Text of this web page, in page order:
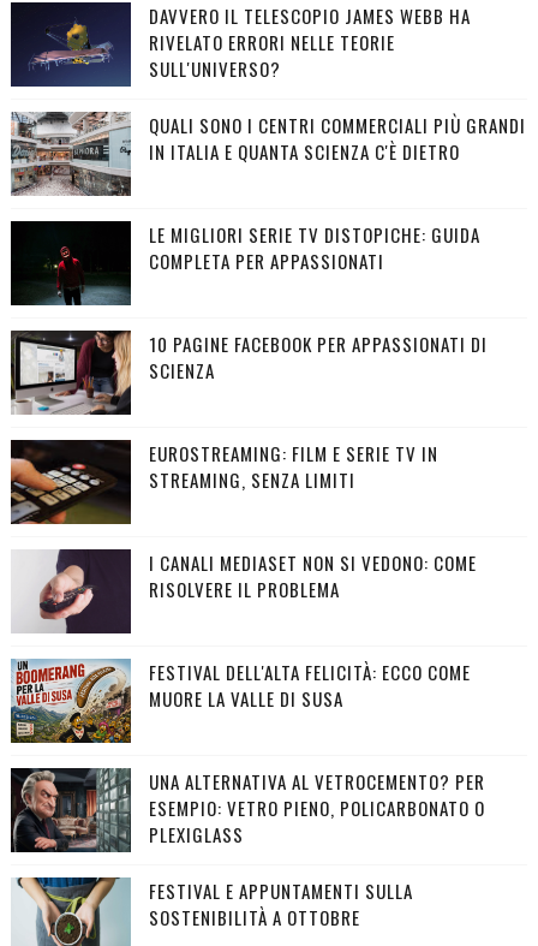
DAVVERO IL TELESCOPIO JAMES WEBB HA
RIVELATO ERRORI NELLE TEORIE
SULL'UNIVERSO?
QUALI SONO I CENTRI COMMERCIALI PIÙ GRANDI
IN ITALIA E QUANTA SCIENZA C'È DIETRO
LE MIGLIORI SERIE TV DISTOPICHE: GUIDA
COMPLETA PER APPASSIONATI
10 PAGINE FACEBOOK PER APPASSIONATI DI
SCIENZA
EUROSTREAMING: FILM E SERIE TV IN
STREAMING, SENZA LIMITI
I CANALI MEDIASET NON SI VEDONO: COME
RISOLVERE IL PROBLEMA
FESTIVAL DELL'ALTA FELICITÀ: ECCO COME
MUORE LA VALLE DI SUSA
UNA ALTERNATIVA AL VETROCEMENTO? PER
ESEMPIO: VETRO PIENO, POLICARBONATO O
PLEXIGLASS
FESTIVAL E APPUNTAMENTI SULLA
SOSTENIBILITÀ A OTTOBRE